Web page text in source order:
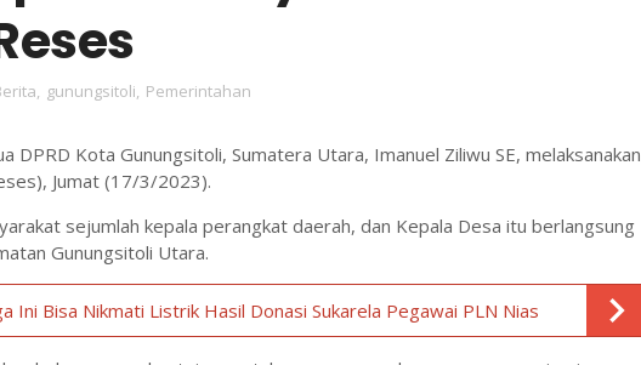
gunungsitoli Pemerintahan
DPRD Kota Gunungsitoli, Sumatera Utara, Imanuel Ziliwu SE, melaksanakan
Jumat (17/3/2023).
sejumlah kepala perangkat daerah, dan Kepala Desa itu berlangsung
Gunungsitoli Utara.
Ini Bisa Nikmati Listrik Hasil Donasi Sukarela Pegawai PLN Nias